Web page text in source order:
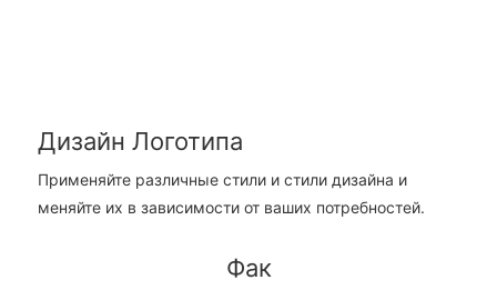
Дизайн Логотипа
Применяйте различные стили и стили дизайна и
меняйте их в зависимости от ваших потребностей.
Фак